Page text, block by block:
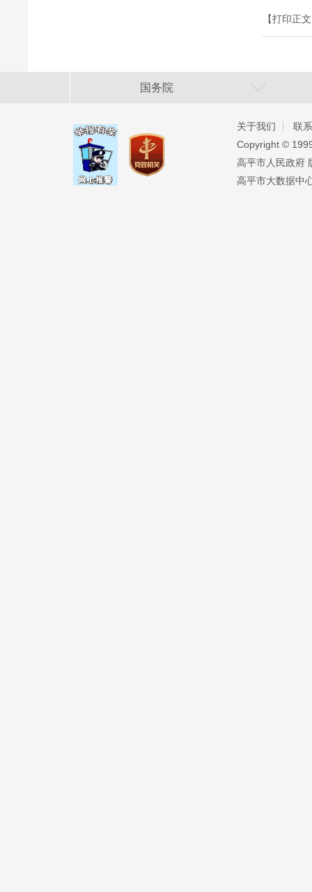
【打印正
国务院
关于我们
联
Copyright ©️
高平市人民政府
高平市大数据